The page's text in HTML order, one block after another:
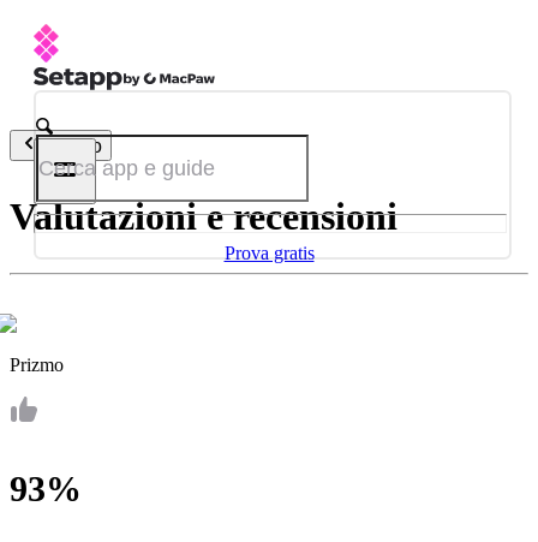
Prova gratis
Indietro
Valutazioni e recensioni
Prizmo
93%